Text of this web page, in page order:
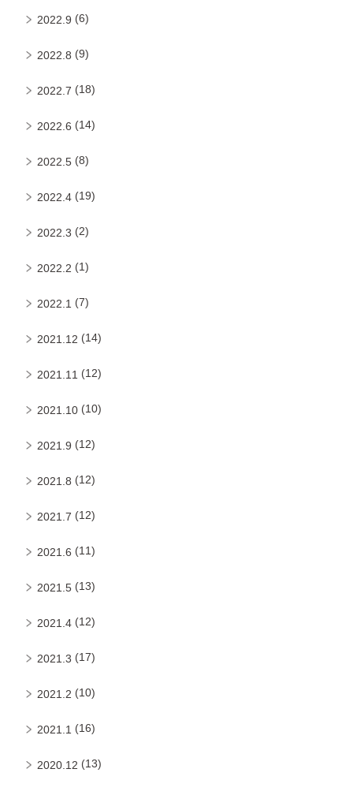
2022.9 (6)
2022.8 (9)
2022.7 (18)
2022.6 (14)
2022.5 (8)
2022.4 (19)
2022.3 (2)
2022.2 (1)
2022.1 (7)
2021.12 (14)
2021.11 (12)
2021.10 (10)
2021.9 (12)
2021.8 (12)
2021.7 (12)
2021.6 (11)
2021.5 (13)
2021.4 (12)
2021.3 (17)
2021.2 (10)
2021.1 (16)
2020.12 (13)